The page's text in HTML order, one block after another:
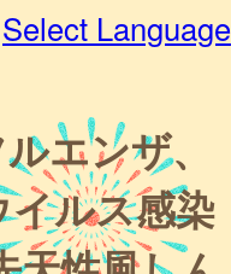
Select Language
エンザ、
ルス感染